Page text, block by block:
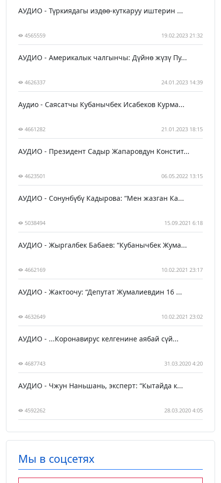
АУДИО - Түркиядагы издөө-куткаруу иштерин ...
4565559 19.02.2023 21:32
АУДИО - Америкалык чалгынчы: Дүйнө жүзү Пу...
4626337 24.01.2023 14:39
Аудио - Саясатчы Кубанычбек Исабеков Курма...
4661282 21.01.2023 18:15
АУДИО - Президент Садыр Жапаровдун Констит...
4623501 06.05.2022 13:15
АУДИО - Сонунбүбү Кадырова: “Мен жазган Ка...
5038494 15.09.2021 6:18
АУДИО - Жыргалбек Бабаев: “Кубанычбек Жума...
4662169 10.02.2021 23:17
АУДИО - Жактоочу: “Депутат Жумалиевдин 16 ...
4632649 10.02.2021 23:02
АУДИО - ...Коронавирус келгенине аябай сүй...
4687743 31.03.2020 4:20
АУДИО - Чжун Наньшань, эксперт: “Кытайда к...
4592262 28.03.2020 4:05
Мы в соцсетях